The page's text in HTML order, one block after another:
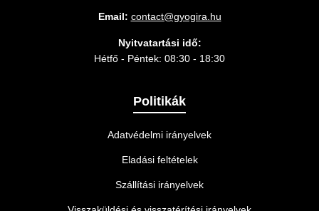
Email: contact@gyogira.hu
Nyitvatartási idő:
Hétfő - Péntek: 08:30 - 18:30
Politikák
Adatvédelmi irányelvek
Eladási feltételek
Szállítási irányelvek